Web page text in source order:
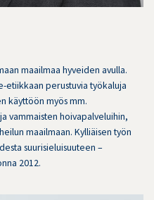
maailmaa hyveiden avulla.
etiikkaan perustuvia työkaluja
käyttöön myös mm.
vammaisten hoivapalveluihin,
maailmaan. Kylliäisen työn
suurisieluisuuteen –
2012.